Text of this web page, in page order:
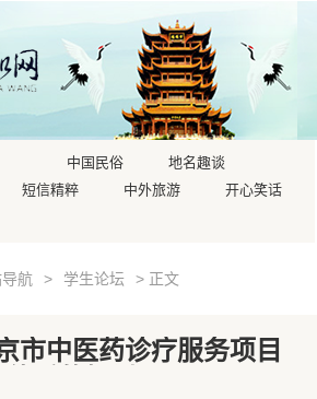
中国民俗
地名趣谈
短信精粹 中外旅游 开心笑话
导航 > 学生论坛 > 正文
市中医药诊疗服务项目